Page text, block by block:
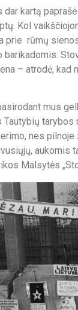
dar kartą
Kol
prie rūmų
barikadomis.
– atrodė,
mus
nes
aukomis
Malsytės